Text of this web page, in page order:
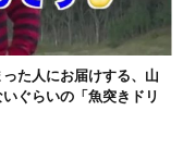
た人にお届けする、山
ぐらいの「魚突きドリ